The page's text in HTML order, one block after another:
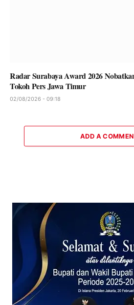
Radar Surabaya Award 2026
Tokoh Pers Jawa Timur
02/08/2026 - 09:18
ADD A